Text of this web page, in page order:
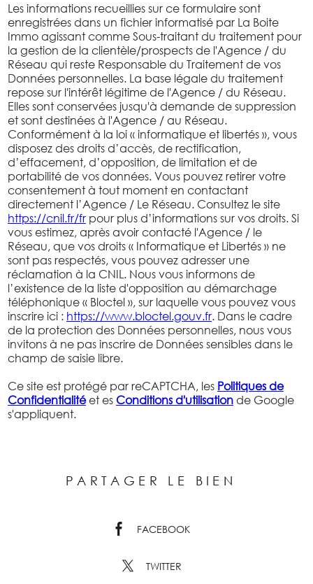
Les informations recueillies sur ce formulaire sont
enregistrées dans un fichier informatisé par La Boite
Immo agissant comme Sous-traitant du traitement pour
la gestion de la clientèle/prospects de l'Agence / du
Réseau qui reste Responsable du Traitement de vos
Données personnelles. La base légale du traitement
repose sur l'intérêt légitime de l'Agence / du Réseau.
Elles sont conservées jusqu'à demande de suppression
et sont destinées à l'Agence / au Réseau.
Conformément à la loi « informatique et libertés », vous
disposez des droits d’accès, de rectification,
d’effacement, d’opposition, de limitation et de
portabilité de vos données. Vous pouvez retirer votre
consentement à tout moment en contactant
directement l’Agence / Le Réseau. Consultez le site
https://cnil.fr/fr pour plus d’informations sur vos droits. Si
vous estimez, après avoir contacté l'Agence / le
Réseau, que vos droits « Informatique et Libertés » ne
sont pas respectés, vous pouvez adresser une
réclamation à la CNIL. Nous vous informons de
l’existence de la liste d'opposition au démarchage
téléphonique « Bloctel », sur laquelle vous pouvez vous
inscrire ici : https://www.bloctel.gouv.fr. Dans le cadre
de la protection des Données personnelles, nous vous
invitons à ne pas inscrire de Données sensibles dans le
champ de saisie libre.
Ce site est protégé par reCAPTCHA, les Politiques de
Confidentialitéet es Conditions d'utilisation de Google
s'appliquent.
PARTAGER LE BIEN
FACEBOOK
TWITTER